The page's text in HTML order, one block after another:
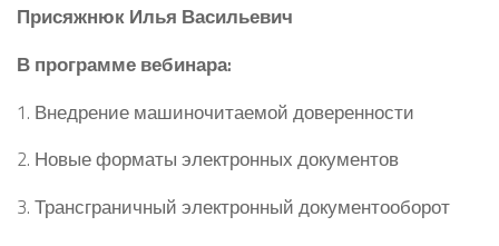
Присяжнюк Илья Васильевич
В программе вебинара:
1. Внедрение машиночитаемой доверенности
2. Новые форматы электронных документов
3. Трансграничный электронный документооборот